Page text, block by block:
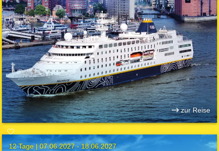
zur Reise
12 Tage |07.06.2027 - 18.06.2027